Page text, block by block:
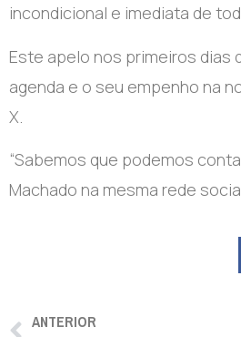
incondicional e imediata de
Este apelo nos primeiros dias
agenda e o seu empenho na
X.
“Sabemos que podemos
Machado na mesma rede
ANTERIOR